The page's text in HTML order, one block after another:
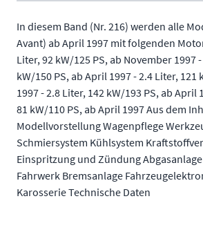
In diesem Band (Nr. 216) werden alle
Avant) ab April 1997 mit folgenden
Liter, 92 kW/125 PS, ab November 1997
kW/150 PS, ab April 1997 - 2.4 Liter, 121
1997 - 2.8 Liter, 142 kW/193 PS, ab April
81 kW/110 PS, ab April 1997 Aus dem
Modellvorstellung Wagenpflege
Schmiersystem Kühlsystem
Einspritzung und Zündung
Fahrwerk Bremsanlage
Karosserie Technische Daten